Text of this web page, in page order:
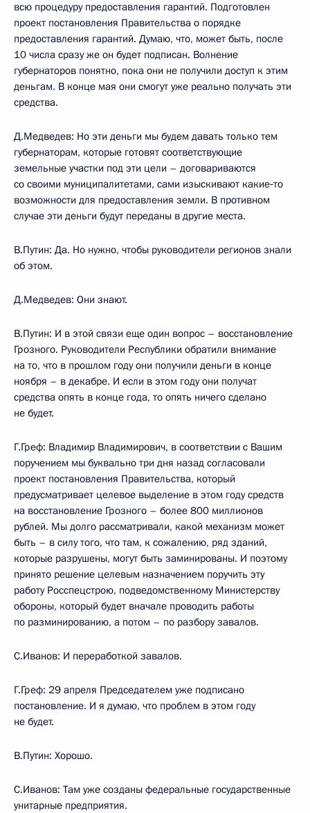
всю процедуру предоставления гарантий. Подготовлен
проект постановления Правительства о порядке
предоставления гарантий. Думаю, что, может быть, после
10 числа сразу же он будет подписан. Волнение
губернаторов понятно, пока они не получили доступ к этим
деньгам. В конце мая они смогут уже реально получать эти
средства.
Д.Медведев: Но эти деньги мы будем давать только тем
губернаторам, которые готовят соответствующие
земельные участки под эти цели – договариваются
со своими муниципалитетами, сами изыскивают какие‑то
возможности для предоставления земли. В противном
случае эти деньги будут переданы в другие места.
В.Путин: Да. Но нужно, чтобы руководители регионов знали
об этом.
Д.Медведев: Они знают.
В.Путин: И в этой связи еще один вопрос – восстановление
Грозного. Руководители Республики обратили внимание
на то, что в прошлом году они получили деньги в конце
ноября – в декабре. И если в этом году они получат
средства опять в конце года, то опять ничего сделано
не будет.
Г.Греф: Владимир Владимирович, в соответствии с Вашим
поручением мы буквально три дня назад согласовали
проект постановления Правительства, который
предусматривает целевое выделение в этом году средств
на восстановление Грозного – более 800 миллионов
рублей. Мы долго рассматривали, какой механизм может
быть – в силу того, что там, к сожалению, ряд зданий,
которые разрушены, могут быть заминированы. И поэтому
принято решение целевым назначением поручить эту
работу Росспецстрою, подведомственному Министерству
обороны, который будет вначале проводить работы
по разминированию, а потом – по разбору завалов.
С.Иванов: И переработкой завалов.
Г.Греф: 29 апреля Председателем уже подписано
постановление. И я думаю, что проблем в этом году
не будет.
В.Путин: Хорошо.
С.Иванов: Там уже созданы федеральные государственные
унитарные предприятия.